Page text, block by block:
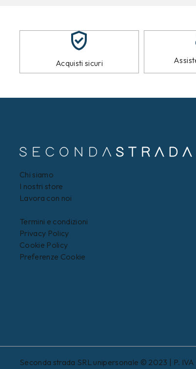
Acquisti sicuri
Chi siamo
I nostri store
Lavora con noi
Termini e condizioni
Privacy Policy
Cookie Policy
Preferenze Cookie
Seconda strada SRL unipersonale © 2023 | P. IVA